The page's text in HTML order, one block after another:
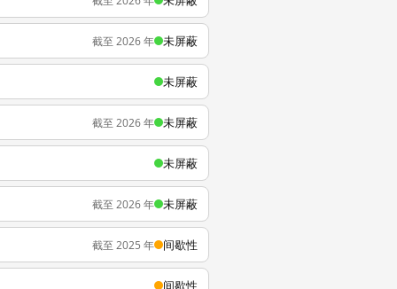
截至 2026 年 未屏蔽
未屏蔽
截至 2026 年 未屏蔽
未屏蔽
截至 2026 年 未屏蔽
截至 2025 年 间歇性
间歇性